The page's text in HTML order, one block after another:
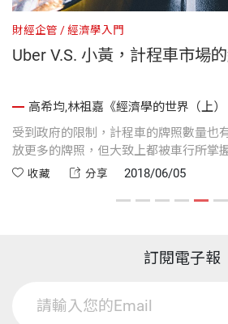
財經企管 經濟學入門
Uber V.S. 小黃，計程車市場
高希均,林祖嘉《經濟學的世界（上）
受到政府的限制，計程車的牌照數量也
放更多的牌照，但大致上都被車行所掌
擔兩筆費用，整體收入與過去都大不相
收藏 分享 2018/06/05
訂閱電子報